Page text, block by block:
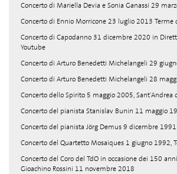
Concerto di Mariella Devia e Sonia Ganassi 29
Concerto di Ennio Morricone 23 luglio 2013 Terme
Concerto di Capodanno 31 dicembre 2020 in
Youtube
Concerto di Arturo Benedetti Michelangeli 29
Concerto di Arturo Benedetti Michelangeli 28
Concerto dello Spirito 5 maggio 2005, Sant'Andrea
Concerto del pianista Stanislav Bunin 11 maggio
Concerto del pianista Jörg Demus 9 dicembre 1991
Concerto del Quartetto Mosaiques 1 giugno 1992,
Concerto del Coro del TdO in occasione dei 150
Gioachino Rossini 11 novembre 2018